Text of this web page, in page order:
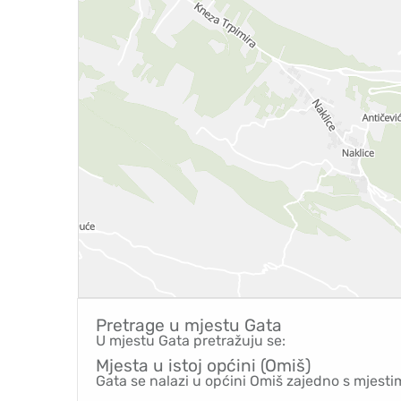
Pretrage u mjestu Gata
U mjestu Gata pretražuju se:
Mjesta u istoj općini (Omiš)
Gata se nalazi u općini Omiš zajedno s